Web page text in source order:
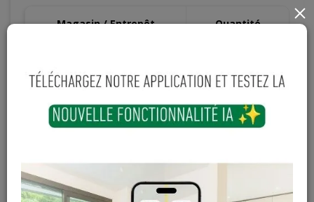
Magasin / Entrepôt Quantité
Cuesmes
Contactez Diffusion Menuiserie pour obtenir le temps de
réapprovisionnement pour ce produit
×